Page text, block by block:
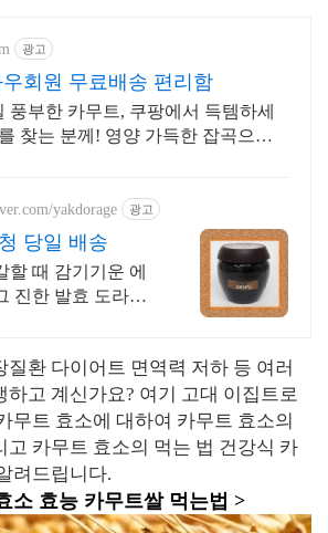
광고
회원 무료배송 편리함
풍부한 카무트, 쿠팡에서 득템하세
찾는 분께! 영양 가득한 잡곡으로
yakdorage 광고
참뜨래 도라지청 당일 배송
진한 발효 도라지
질환 다이어트 면역력 저하 등 여러
하고 계신가요? 여기 고대 이집트로
무트 효소에 대하여 카무트 효소의
고 카무트 효소의 먹는 법 건강식 카
려드립니다.
소 효능 카무트쌀 먹는법 >